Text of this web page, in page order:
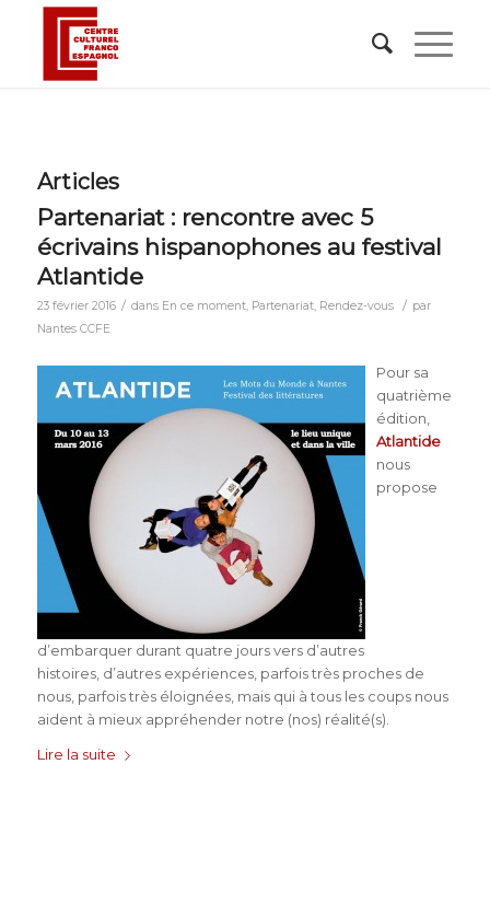
Articles
Partenariat : rencontre avec 5
écrivains hispanophones au festival
Atlantide
23 février 2016 / dans En ce moment, Partenariat, Rendez-vous / par
Nantes CCFE
Pour sa
quatrième
édition,
Atlantide
nous
propose
d’embarquer durant quatre jours vers d’autres
histoires, d’autres expériences, parfois très proches de
nous, parfois très éloignées, mais qui à tous les coups nous
aident à mieux appréhender notre (nos) réalité(s).
Lire la suite